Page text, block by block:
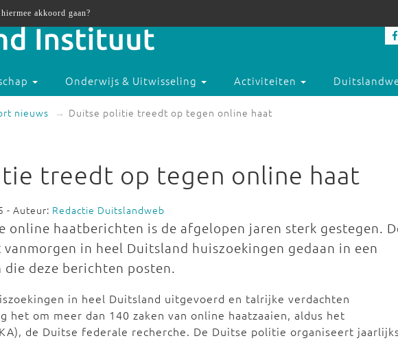
Onderwijs & Uitwisseling Activiteiten
nieuws Duitse politie treedt op tegen online haat
treedt op tegen online haat
- Auteur: Redactie Duitslandweb
online haatberichten is de afgelopen jaren sterk gestegen.
in heel Duitsland huiszoekingen gedaan in een
die deze berichten posten.
in heel Duitsland uitgevoerd en talrijke verdachten
het om meer dan 140 zaken van online haatzaaien, aldus het
de Duitse federale recherche. De Duitse politie organiseert jaarlijks
akkoord gaan?